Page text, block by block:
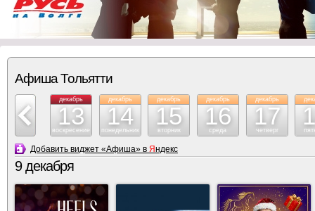
Афиша Тольятти
12
декабрь
13
воскресение
декабрь
14
понедельник
декабрь
15
вторник
декабрь
16
среда
декабрь
17
четверг
Добавить виджет «Афиша» в Яндекс
9 декабря